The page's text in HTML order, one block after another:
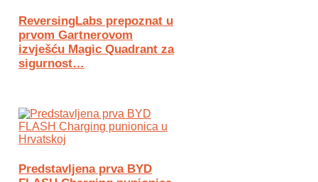
ReversingLabs prepoznat u
prvom Gartnerovom
izvješću Magic Quadrant za
sigurnost…
Predstavljena prva BYD